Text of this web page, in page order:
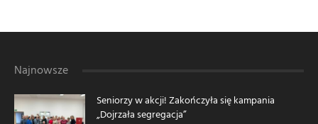
Najnowsze
Seniorzy w akcji! Zakończyła się kampania
„Dojrzała segregacja”